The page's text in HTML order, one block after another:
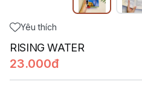
Yêu thích
RISING WATER
23.000đ